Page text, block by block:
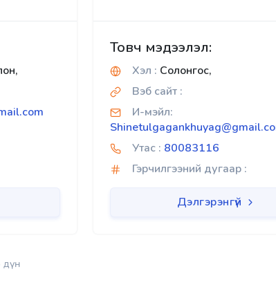
Товч мэдээлэл:
Хэл : Солонгос,
Вэб сайт :
И-мэйл:
Утас : 80083116
Гэрчилгээний дугаар :
Дэлгэрэнгүй
дүн